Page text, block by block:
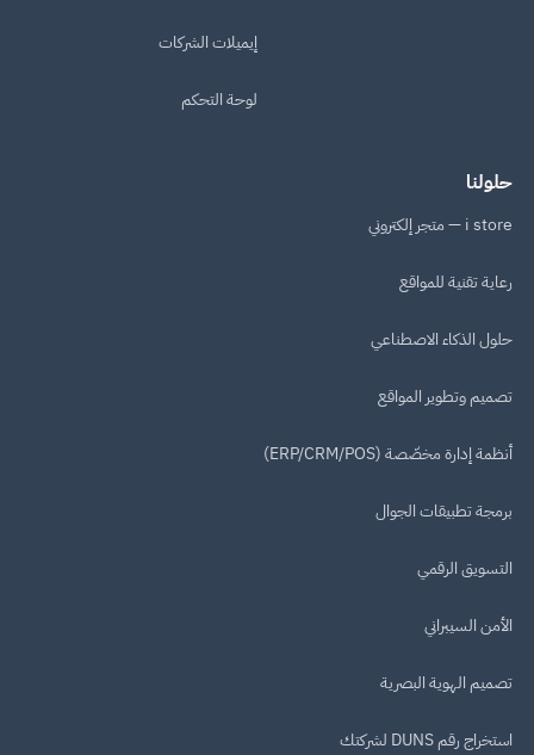
إيميلات الشركات
لوحة التحكم
حلولنا
i store — متجر إلكتروني
رعاية تقنية للمواقع
حلول الذكاء الاصطناعي
تصميم وتطوير المواقع
أنظمة إدارة مخصّصة (ERP/CRM/POS)
برمجة تطبيقات الجوال
التسويق الرقمي
الأمن السيبراني
تصميم الهوية البصرية
استخراج رقم DUNS لشركتك